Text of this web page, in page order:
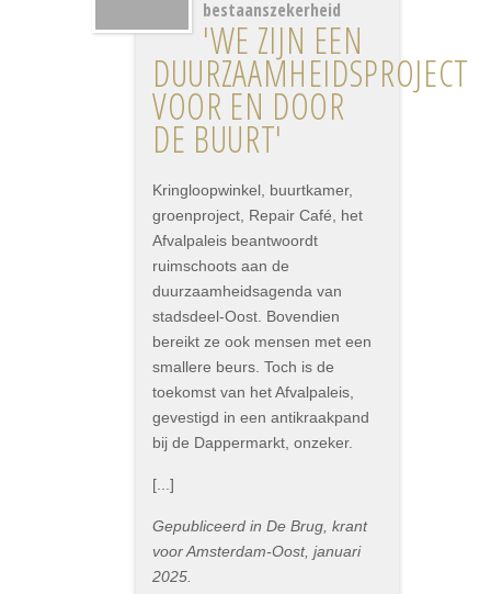
bestaanszekerheid
'WE ZIJN EEN
DUURZAAMHEIDSPROJECT
VOOR EN DOOR
DE BUURT'
Kringloopwinkel, buurtkamer,
groenproject, Repair Café, het
Afvalpaleis beantwoordt
ruimschoots aan de
duurzaamheidsagenda van
stadsdeel-Oost. Bovendien
bereikt ze ook mensen met een
smallere beurs. Toch is de
toekomst van het Afvalpaleis,
gevestigd in een antikraakpand
bij de Dappermarkt, onzeker.
[...]
Gepubliceerd in De Brug, krant
voor Amsterdam-Oost, januari
2025.